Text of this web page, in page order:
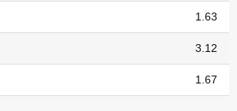
1.63
3.12
1.67